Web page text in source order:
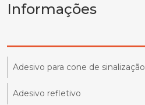
Informações
Adesivo para cone de sinalização
Adesivo refletivo